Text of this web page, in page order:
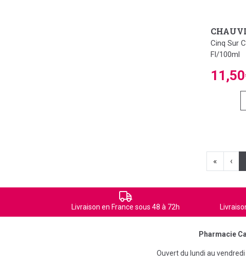
Cinq Sur
Fl/100ml
« ‹
Livraison en France sous 48 à 72h
Pharmacie
Ouvert du lundi au